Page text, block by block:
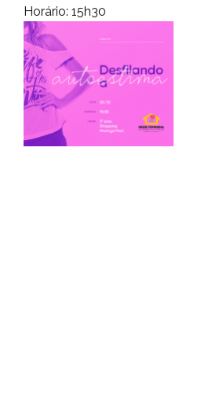
Horário: 15h30